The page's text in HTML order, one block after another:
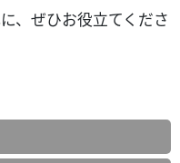
、ぜひお役立てくださ